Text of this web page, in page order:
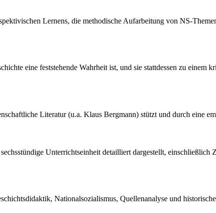
Lernens, die methodische Aufarbeitung von NS-
eine feststehende Wahrheit ist, und sie stattdessen zu
Literatur (u.a. Klaus Bergmann) stützt und durch eine
Unterrichtseinheit detailliert dargestellt,
Nationalsozialismus, Quellenanalyse und